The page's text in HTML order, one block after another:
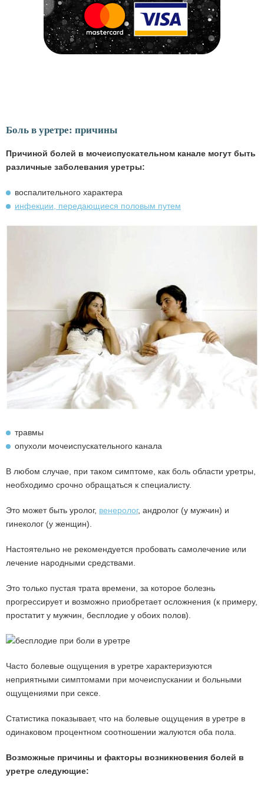
Боль в уретре: причины
Причиной болей в мочеиспускательном канале могут быть
различные заболевания уретры:
воспалительного характера
инфекции, передающиеся половым путем
травмы
опухоли мочеиспускательного канала
В любом случае, при таком симптоме, как боль области уретры,
необходимо срочно обращаться к специалисту.
Это может быть уролог, венеролог, андролог (у мужчин) и
гинеколог (у женщин).
Настоятельно не рекомендуется пробовать самолечение или
лечение народными средствами.
Это только пустая трата времени, за которое болезнь
прогрессирует и возможно приобретает осложнения (к примеру,
простатит у мужчин, бесплодие у обоих полов).
Часто болевые ощущения в уретре характеризуются
неприятными симптомами при мочеиспускании и больными
ощущениями при сексе.
Статистика показывает, что на болевые ощущения в уретре в
одинаковом процентном соотношении жалуются оба пола.
Возможные причины и факторы возникновения болей в
уретре следующие: